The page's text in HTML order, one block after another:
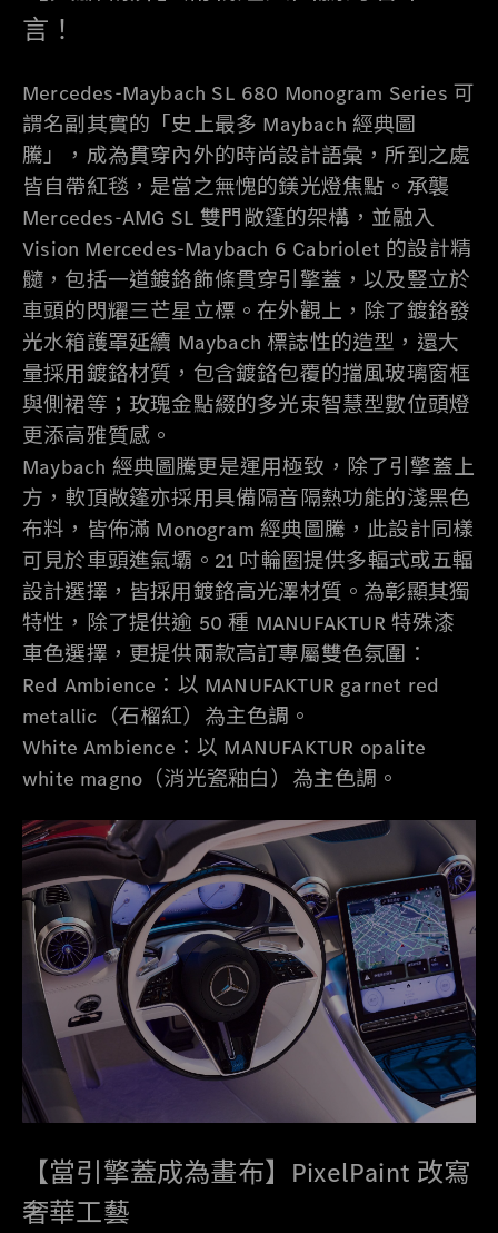
言！
Mercedes-Maybach SL 680 Monogram Series 可
謂名副其實的「史上最多 Maybach 經典圖
騰」，成為貫穿內外的時尚設計語彙，所到之處
皆自帶紅毯，是當之無愧的鎂光燈焦點。承襲
Mercedes-AMG SL 雙門敞篷的架構，並融入
Vision Mercedes-Maybach 6 Cabriolet 的設計精
髓，包括一道鍍鉻飾條貫穿引擎蓋，以及豎立於
車頭的閃耀三芒星立標。在外觀上，除了鍍鉻發
光水箱護罩延續 Maybach 標誌性的造型，還大
量採用鍍鉻材質，包含鍍鉻包覆的擋風玻璃窗框
與側裙等；玫瑰金點綴的多光束智慧型數位頭燈
更添高雅質感。
Maybach 經典圖騰更是運用極致，除了引擎蓋上
方，軟頂敞篷亦採用具備隔音隔熱功能的淺黑色
布料，皆佈滿 Monogram 經典圖騰，此設計同樣
可見於車頭進氣壩。21 吋輪圈提供多輻式或五輻
設計選擇，皆採用鍍鉻高光澤材質。為彰顯其獨
特性，除了提供逾 50 種 MANUFAKTUR 特殊漆
車色選擇，更提供兩款高訂專屬雙色氛圍：
Red Ambience：以 MANUFAKTUR garnet red
metallic（石榴紅）為主色調。
White Ambience：以 MANUFAKTUR opalite
white magno（消光瓷釉白）為主色調。
【當引擎蓋成為畫布】PixelPaint 改寫
奢華工藝